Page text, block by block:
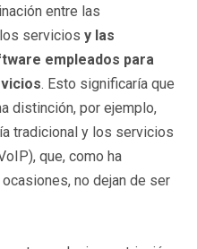
entre las
servicios y las
empleados para
. Esto significaría que
distinción, por ejemplo,
tradicional y los servicios
que, como ha
no dejan de ser